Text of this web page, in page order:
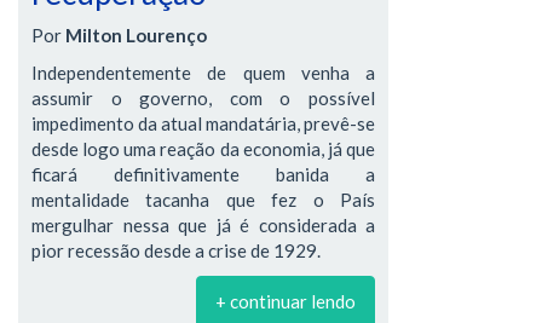
Por Milton Lourenço
Independentemente de quem venha a
assumir o governo, com o possível
impedimento da atual mandatária, prevê-se
desde logo uma reação da economia, já que
ficará definitivamente banida a
mentalidade tacanha que fez o País
mergulhar nessa que já é considerada a
pior recessão desde a crise de 1929.
+ continuar lendo